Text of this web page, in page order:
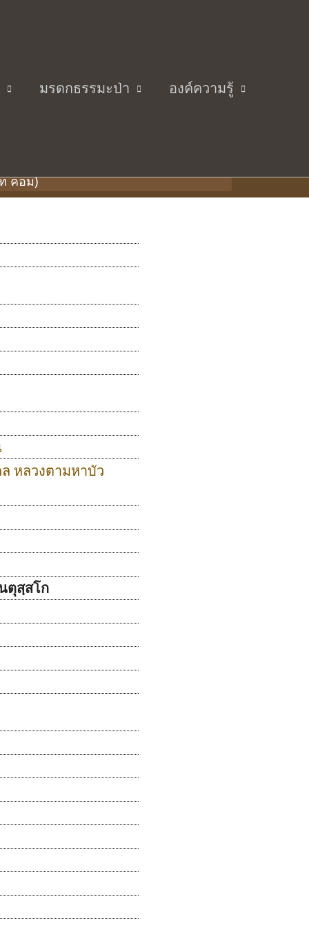
มรดกธรรมะป่า องค์ความรู้
คอม)
หลวงตามหาบัว
ตุสฺสโก